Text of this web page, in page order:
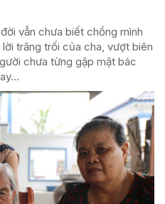
vẫn chưa biết chồng mình
trăng trối của cha, vượt biên
chưa từng gặp mặt bác